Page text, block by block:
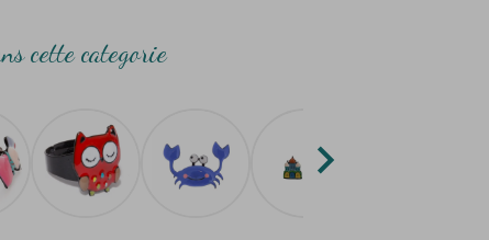
cette categorie
